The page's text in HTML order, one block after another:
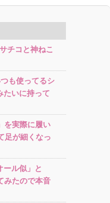
チコと神ねこ
も使ってるシ
たいに持って
を実際に履い
足が細くなっ
ール似」と
みたので本音